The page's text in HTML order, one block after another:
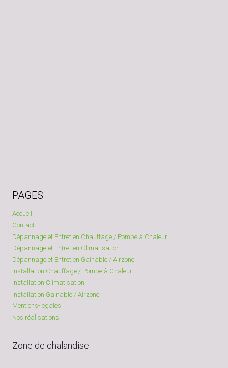
PAGES
Accueil
Contact
Dépannage et Entretien Chauffage / Pompe à Chaleur
Dépannage et Entretien Climatisation
Dépannage et Entretien Gainable / Airzone
Installation Chauffage / Pompe à Chaleur
Installation Climatisation
Installation Gainable / Airzone
Mentions-legales
Nos réalisations
Zone de chalandise